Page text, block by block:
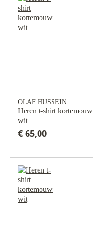
OLAF HUSSEIN
Heren t-shirt kortemouw
wit
€ 65,00